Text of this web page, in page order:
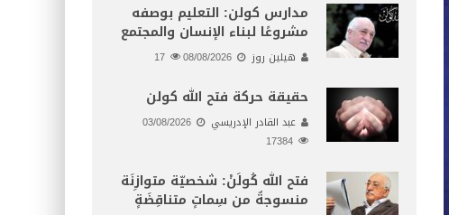
مدارس كولن: التعليم بوصفه
مشروعًا لبناء الإنسان والمجتمع
هيلين روز 08/08/2026
حقيقة حركة فتح الله كولن
عبد القادر الإدريسي
03/08/2026
فتح الله كُولَنْ: شخصيّة متوازِنَة
منسوجةٌ من سِماتٍ متناقِضَةٍ